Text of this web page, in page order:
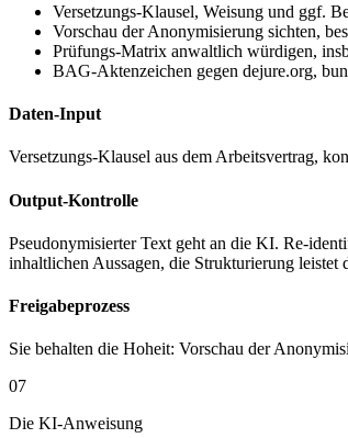
Versetzungs-Klausel, Weisung und ggf.
Vorschau der Anonymisierung sichten,
Prüfungs-Matrix anwaltlich würdigen,
BAG-Aktenzeichen gegen dejure.org,
Daten-Input
Versetzungs-Klausel aus dem Arbeitsvertrag,
Output-Kontrolle
Pseudonymisierter Text geht an die KI. Re-
inhaltlichen Aussagen, die Strukturierung
Freigabeprozess
Sie behalten die Hoheit: Vorschau der
07
Die KI-Anweisung